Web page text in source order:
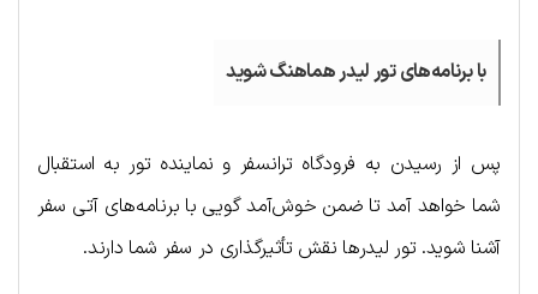
با برنامه‌های تور لیدر هماهنگ شوید
پس از رسیدن به فرودگاه ترانسفر و نماینده تور به استقبال
شما خواهد آمد تا ضمن خوش‌آمد گویی با برنامه‌های آتی سفر
آشنا شوید. تور لیدرها نقش تأثیرگذاری در سفر شما دارند.